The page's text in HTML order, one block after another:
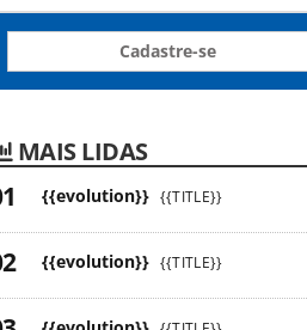
Cadastre-se
MAIS LIDAS
{{evolution}} {{TITLE}}
{{evolution}} {{TITLE}}